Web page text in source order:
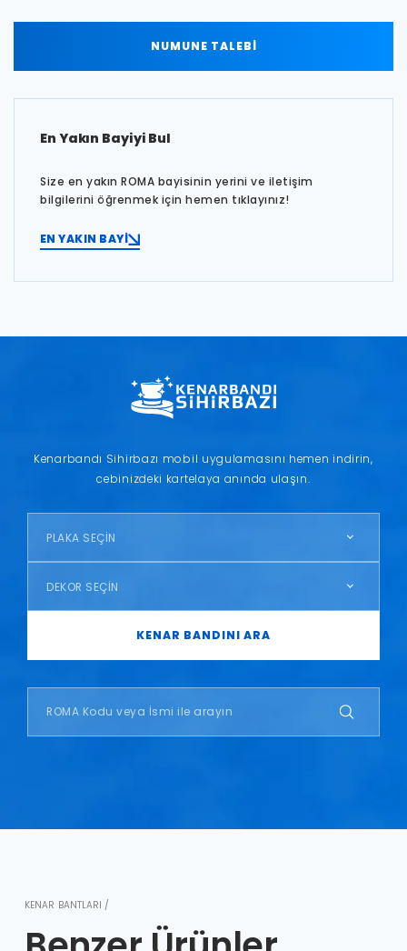
NUMUNE TALEBİ
En Yakın Bayiyi Bul
Size en yakın ROMA bayisinin yerini ve iletişim
bilgilerini öğrenmek için hemen tıklayınız!
EN YAKIN BAYİ
Kenarbandı Sihirbazı mobil uygulamasını hemen indirin,
cebinizdeki kartelaya anında ulaşın.
PLAKA SEÇİN
DEKOR SEÇİN
KENAR BANDINI ARA
KENAR BANTLARI /